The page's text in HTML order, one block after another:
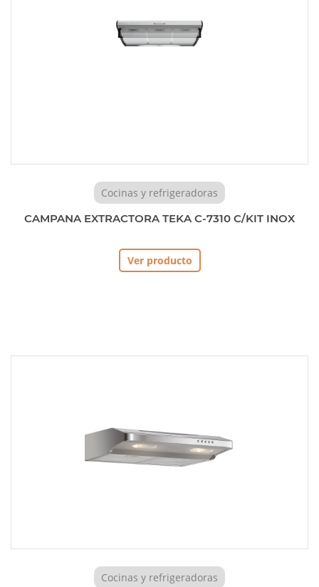
Cocinas y refrigeradoras
CAMPANA EXTRACTORA TEKA C-7310 C/KIT INOX
Ver producto
Cocinas y refrigeradoras